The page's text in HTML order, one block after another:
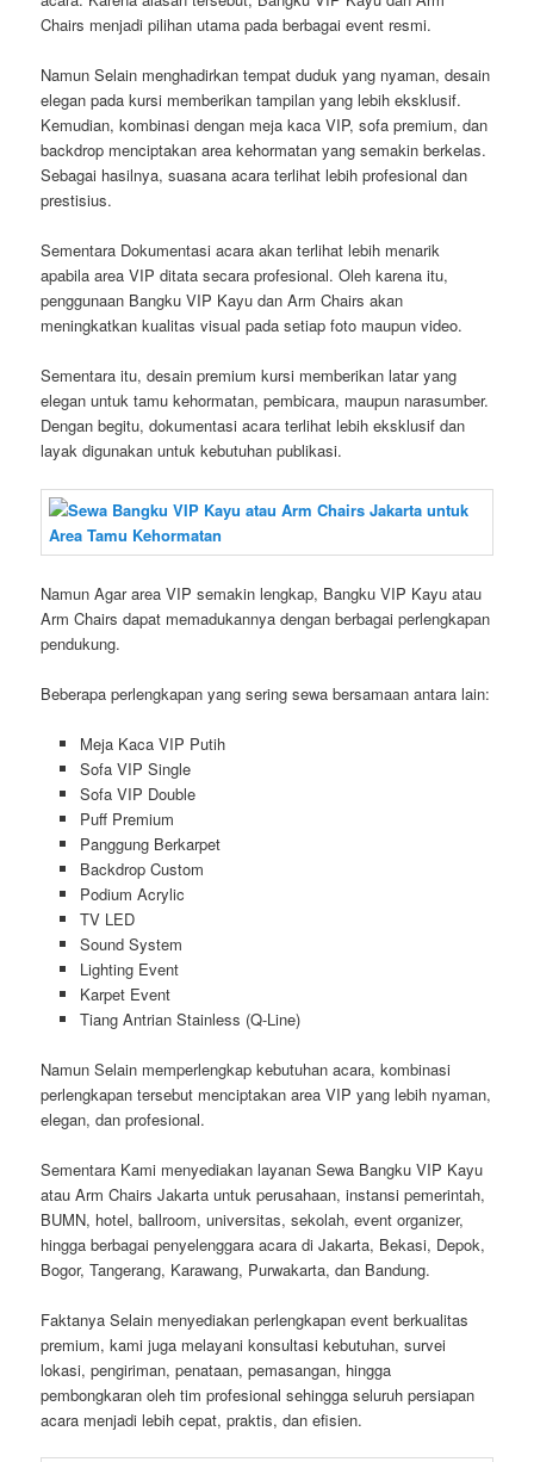
Chairs menjadi pilihan utama pada berbagai event resmi.
Namun Selain menghadirkan tempat duduk yang nyaman, desain
elegan pada kursi memberikan tampilan yang lebih eksklusif.
Kemudian, kombinasi dengan meja kaca VIP, sofa premium, dan
backdrop menciptakan area kehormatan yang semakin berkelas.
Sebagai hasilnya, suasana acara terlihat lebih profesional dan
prestisius.
Sementara Dokumentasi acara akan terlihat lebih menarik
apabila area VIP ditata secara profesional. Oleh karena itu,
penggunaan Bangku VIP Kayu dan Arm Chairs akan
meningkatkan kualitas visual pada setiap foto maupun video.
Sementara itu, desain premium kursi memberikan latar yang
elegan untuk tamu kehormatan, pembicara, maupun narasumber.
Dengan begitu, dokumentasi acara terlihat lebih eksklusif dan
layak digunakan untuk kebutuhan publikasi.
Namun Agar area VIP semakin lengkap, Bangku VIP Kayu atau
Arm Chairs dapat memadukannya dengan berbagai perlengkapan
pendukung.
Beberapa perlengkapan yang sering sewa bersamaan antara lain:
Meja Kaca VIP Putih
Sofa VIP Single
Sofa VIP Double
Puff Premium
Panggung Berkarpet
Backdrop Custom
Podium Acrylic
TV LED
Sound System
Lighting Event
Karpet Event
Tiang Antrian Stainless (Q-Line)
Namun Selain memperlengkap kebutuhan acara, kombinasi
perlengkapan tersebut menciptakan area VIP yang lebih nyaman,
elegan, dan profesional.
Sementara Kami menyediakan layanan Sewa Bangku VIP Kayu
atau Arm Chairs Jakarta untuk perusahaan, instansi pemerintah,
BUMN, hotel, ballroom, universitas, sekolah, event organizer,
hingga berbagai penyelenggara acara di Jakarta, Bekasi, Depok,
Bogor, Tangerang, Karawang, Purwakarta, dan Bandung.
Faktanya Selain menyediakan perlengkapan event berkualitas
premium, kami juga melayani konsultasi kebutuhan, survei
lokasi, pengiriman, penataan, pemasangan, hingga
pembongkaran oleh tim profesional sehingga seluruh persiapan
acara menjadi lebih cepat, praktis, dan efisien.